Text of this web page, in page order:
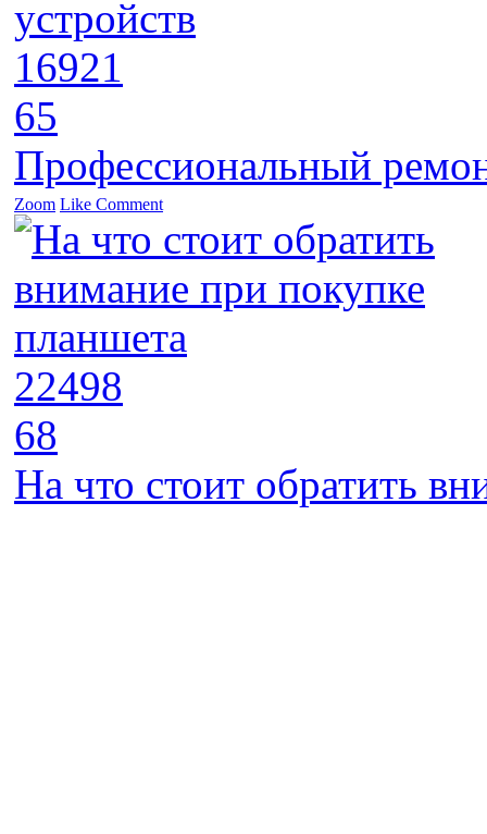
16921
65
Профессиональный
Zoom Like Comment
22498
68
На что стоит обратить